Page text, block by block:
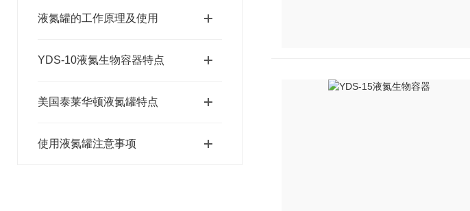
液氮罐的工作原理及使用
YDS-10液氮生物容器特点
美国泰莱华顿液氮罐特点
使用液氮罐注意事项